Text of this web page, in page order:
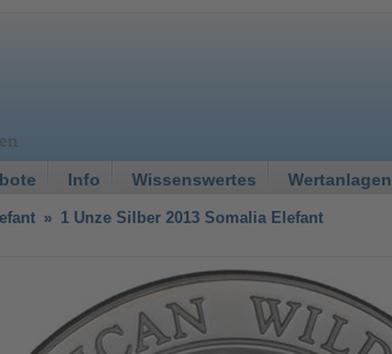
Info Wissenswertes Wertanlagen
» 1 Unze Silber 2013 Somalia Elefant